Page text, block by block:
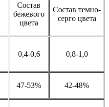
Состав
бежевого
цвета
Состав темно-
серго цвета
0,4-0,6 0,8-1,0
47-53% 42-48%